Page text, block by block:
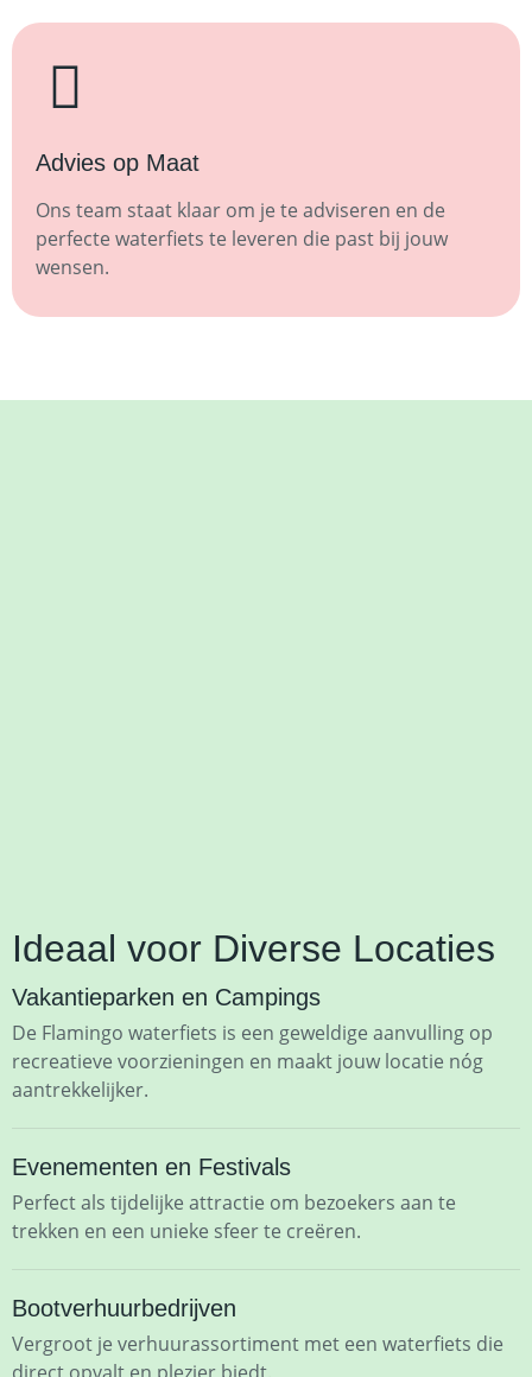
Advies op Maat
Ons team staat klaar om je te adviseren en de
perfecte waterfiets te leveren die past bij jouw
wensen.
Ideaal voor Diverse Locaties
Vakantieparken en Campings
De Flamingo waterfiets is een geweldige aanvulling op
recreatieve voorzieningen en maakt jouw locatie nóg
aantrekkelijker.
Evenementen en Festivals
Perfect als tijdelijke attractie om bezoekers aan te
trekken en een unieke sfeer te creëren.
Bootverhuurbedrijven
Vergroot je verhuurassortiment met een waterfiets die